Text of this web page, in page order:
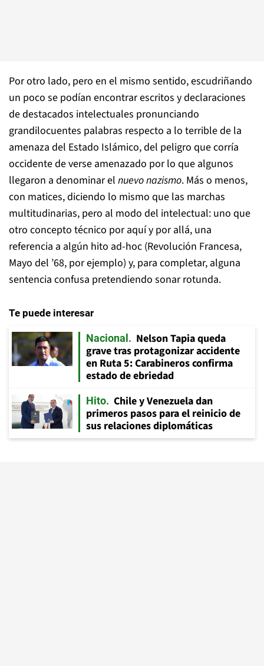
Por otro lado, pero en el mismo sentido, escudriñando
un poco se podían encontrar escritos y declaraciones
de destacados intelectuales pronunciando
grandilocuentes palabras respecto a lo terrible de la
amenaza del Estado Islámico, del peligro que corría
occidente de verse amenazado por lo que algunos
llegaron a denominar el nuevo nazismo. Más o menos,
con matices, diciendo lo mismo que las marchas
multitudinarias, pero al modo del intelectual: uno que
otro concepto técnico por aquí y por allá, una
referencia a algún hito ad-hoc (Revolución Francesa,
Mayo del ’68, por ejemplo) y, para completar, alguna
sentencia confusa pretendiendo sonar rotunda.
Te puede interesar
Nacional
Nelson Tapia queda
grave tras protagonizar accidente
en Ruta 5: Carabineros confirma
estado de ebriedad
Hito
Chile y Venezuela dan
primeros pasos para el reinicio de
sus relaciones diplomáticas